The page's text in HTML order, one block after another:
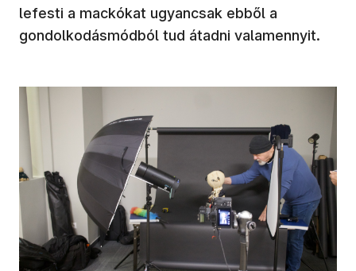
lefesti a mackókat ugyancsak ebből a
gondolkodásmódból tud átadni valamennyit.